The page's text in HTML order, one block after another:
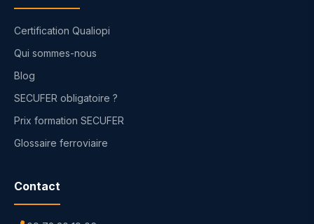
Certification Qualiopi
Qui sommes-nous
Blog
SECUFER obligatoire ?
Prix formation SECUFER
Glossaire ferroviaire
Contact